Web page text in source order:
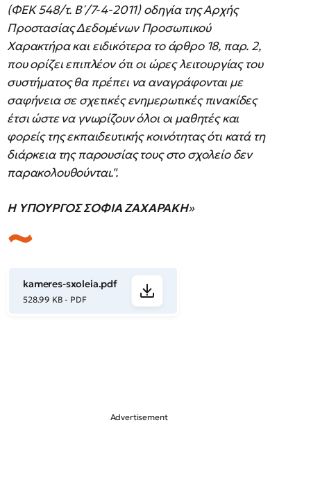
(ΦΕΚ 548/τ. Β΄/7-4-2011) οδηγία της Αρχής
Προστασίας Δεδομένων Προσωπικού
Χαρακτήρα και ειδικότερα το άρθρο 18, παρ. 2,
που ορίζει επιπλέον ότι οι ώρες λειτουργίας του
συστήματος θα πρέπει να αναγράφονται με
σαφήνεια σε σχετικές ενημερωτικές πινακίδες
έτσι ώστε να γνωρίζουν όλοι οι μαθητές και
φορείς της εκπαιδευτικής κοινότητας ότι κατά τη
διάρκεια της παρουσίας τους στο σχολείο δεν
παρακολουθούνται.".
Η ΥΠΟΥΡΓΟΣ ΣΟΦΙΑ ΖΑΧΑΡΑΚΗ»
kameres-sxoleia.pdf
528.99 KB - PDF